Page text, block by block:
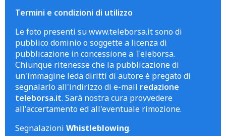
Termini e condizioni di utilizzo
Le foto presenti su www.teleborsa.it sono di
pubblico dominio o soggette a licenza di
pubblicazione in concessione a Teleborsa.
Chiunque ritenesse che la pubblicazione di
un'immagine leda diritti di autore è pregato di
segnalarlo all'indirizzo di e-mail redazione
teleborsa.it. Sarà nostra cura provvedere
all'accertamento ed all'eventuale rimozione.
Segnalazioni Whistleblowing.